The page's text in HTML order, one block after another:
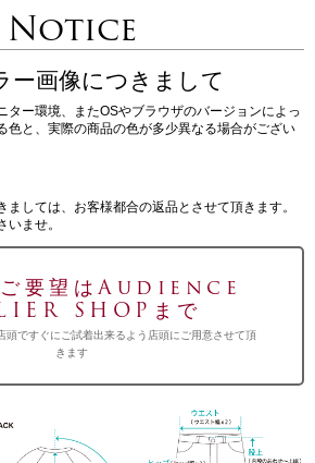
Notice
ー画像につきまして
ー環境、またOSやブラウザのバージョンによっ
色と、実際の商品の色が多少異なる場合がござい
ましては、お客様都合の返品とさせて頂きます。
ませ。
ご要望はAudience
SHOPまで
頭ですぐにご試着出来るよう店頭にご用意させて頂
きます